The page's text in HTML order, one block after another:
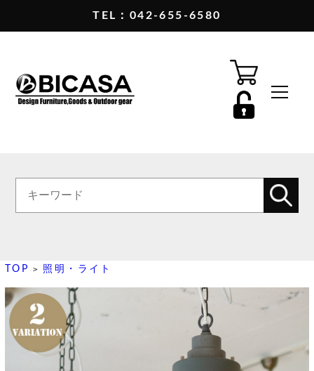
TEL：042-655-6580
TOP > 照明・ライト